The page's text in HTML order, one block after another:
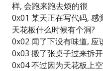
样, 会跑来跑去烦的很
0x01 某天正在写代码, 感
天花板什么时候有个洞?
0x02 闻了下没有味道, 应
0x03 搬了张桌子过来拆
0x04 不过因为天花板上